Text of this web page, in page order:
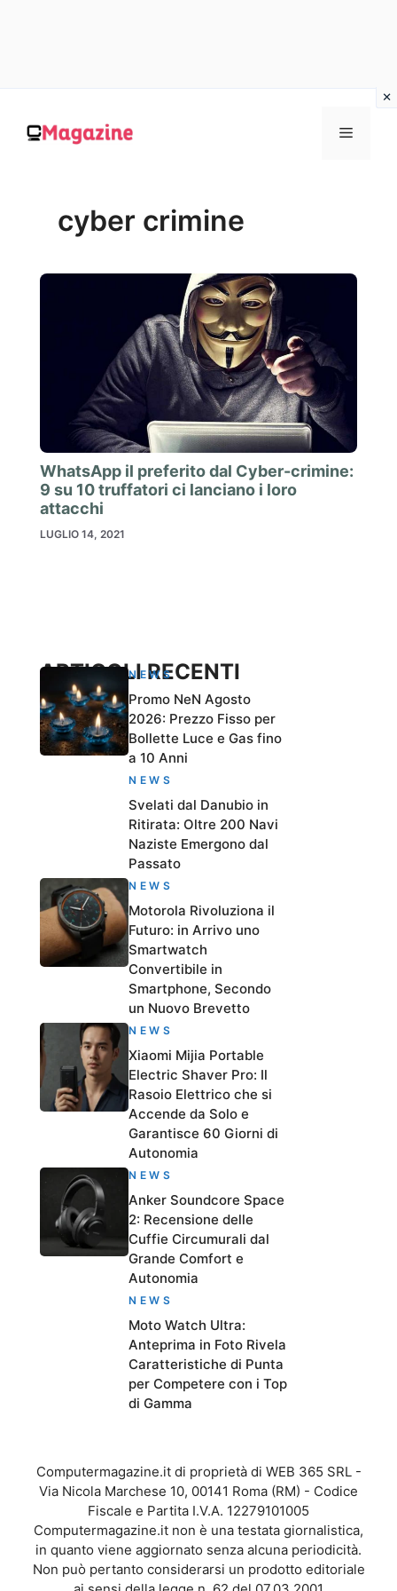
contenuto
MENU
cyber crimine
WhatsApp il preferito dal Cyber-crimine:
9 su 10 truffatori ci lanciano i loro
attacchi
LUGLIO 14, 2021
ARTICOLI RECENTI
NEWS
Promo NeN Agosto
2026: Prezzo Fisso per
Bollette Luce e Gas fino
a 10 Anni
NEWS
Svelati dal Danubio in
Ritirata: Oltre 200 Navi
Naziste Emergono dal
Passato
NEWS
Motorola Rivoluziona il
Futuro: in Arrivo uno
Smartwatch
Convertibile in
Smartphone, Secondo
un Nuovo Brevetto
NEWS
Xiaomi Mijia Portable
Electric Shaver Pro: Il
Rasoio Elettrico che si
Accende da Solo e
Garantisce 60 Giorni di
Autonomia
NEWS
Anker Soundcore Space
2: Recensione delle
Cuffie Circumurali dal
Grande Comfort e
Autonomia
NEWS
Moto Watch Ultra:
Anteprima in Foto Rivela
Caratteristiche di Punta
per Competere con i Top
di Gamma
Computermagazine.it di proprietà di WEB 365 SRL -
Via Nicola Marchese 10, 00141 Roma (RM) - Codice
Fiscale e Partita I.V.A. 12279101005
Computermagazine.it non è una testata giornalistica,
in quanto viene aggiornato senza alcuna periodicità.
Non può pertanto considerarsi un prodotto editoriale